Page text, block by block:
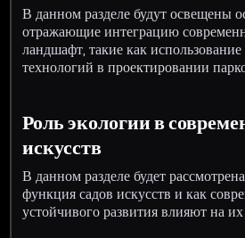
В данном разделе будут освещены
отражающие интеграцию
ландшафт, такие как
технологий в проектировании
Роль экологии в
искусств
В данном разделе будет
функция садов искусств и как
устойчивого развития влияют на